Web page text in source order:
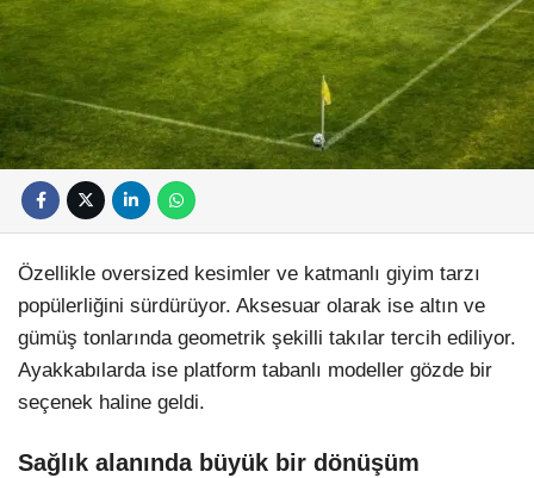
Özellikle oversized kesimler ve katmanlı giyim tarzı
popülerliğini sürdürüyor. Aksesuar olarak ise altın ve
gümüş tonlarında geometrik şekilli takılar tercih ediliyor.
Ayakkabılarda ise platform tabanlı modeller gözde bir
seçenek haline geldi.
Sağlık alanında büyük bir dönüşüm